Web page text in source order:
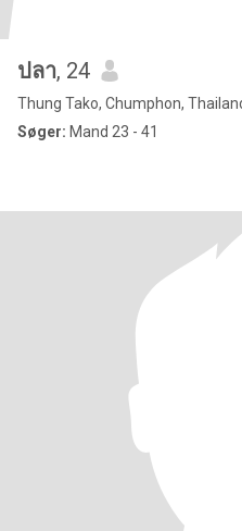
ปลา, 24
Thung Tako, Chumphon,
Søger: Mand 23 - 41